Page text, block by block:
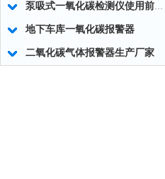
泵吸式一氧化碳检测仪使用前为何要进行响应检测
地下车库一氧化碳报警器
二氧化碳气体报警器生产厂家